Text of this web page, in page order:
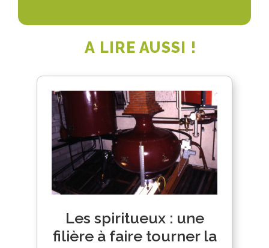
A LIRE AUSSI !
Les spiritueux : une
filière à faire tourner la